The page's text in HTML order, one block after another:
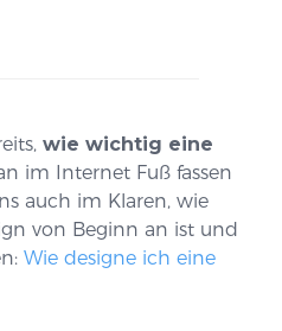
wie wichtig eine
im Internet Fuß fassen
auch im Klaren, wie
von Beginn an ist und
Wie designe ich eine